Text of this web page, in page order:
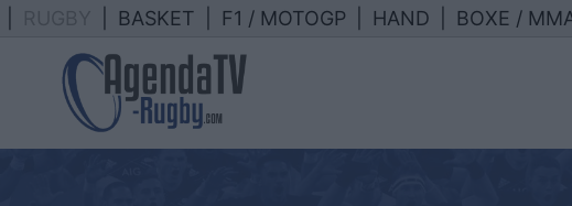
BASKET F1 / MOTOGP HAND BOXE /